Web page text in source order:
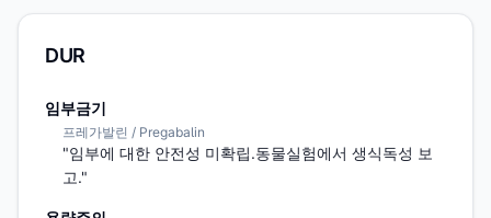
DUR
임부금기
프레가발린 / Pregabalin
"임부에 대한 안전성 미확립.동물실험에서 생식독성 보
고."